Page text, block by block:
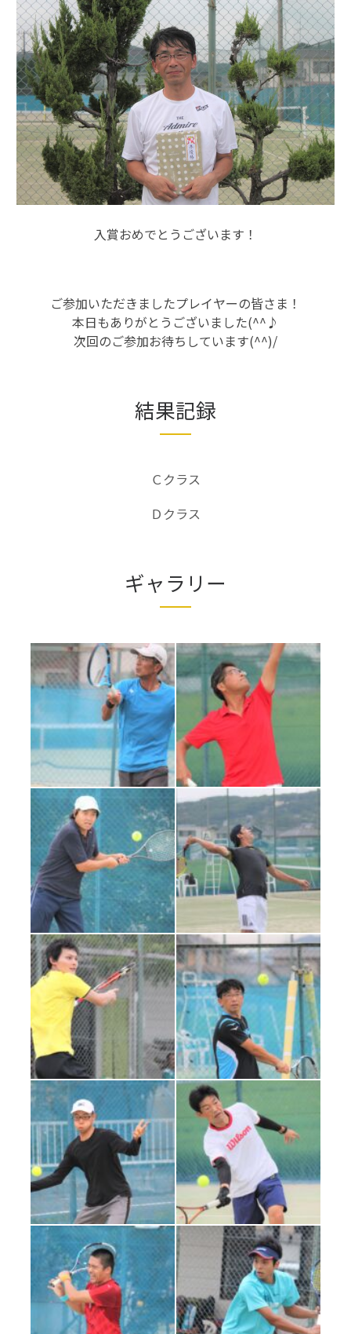
入賞おめでとうございます！
ご参加いただきましたプレイヤーの皆さま！
本日もありがとうございました(^^♪
次回のご参加お待ちしています(^^)/
結果記録
Ｃクラス
Ｄクラス
ギャラリー